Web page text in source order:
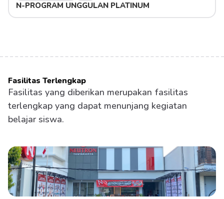
N-PROGRAM UNGGULAN PLATINUM
Fasilitas Terlengkap
Fasilitas yang diberikan merupakan fasilitas
terlengkap yang dapat menunjang kegiatan
belajar siswa.